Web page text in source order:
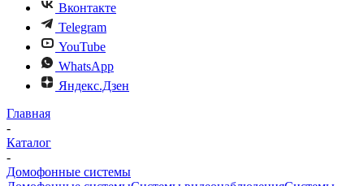
Вконтакте
Telegram
YouTube
WhatsApp
Яндекс.Дзен
Главная
-
Каталог
-
Домофонные системы